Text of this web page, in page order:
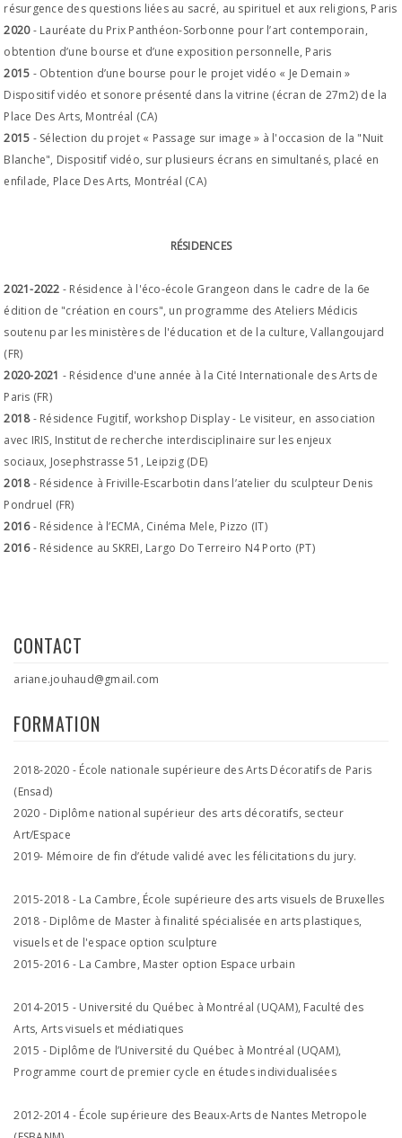
résurgence des questions liées au sacré, au spirituel et aux religions, Paris
2020- Lauréate du Prix Panthéon-Sorbonne pour l’art contemporain,
obtention d’une bourse et d’une exposition personnelle, Paris
2015 - Obtention d’une bourse pour le projet vidéo « Je Demain »
Dispositif vidéo et sonore présenté dans la vitrine (écran de 27m2) de la
Place Des Arts, Montréal (CA)
2015 - Sélection du projet « Passage sur image » à l'occasion de la "Nuit
Blanche", Dispositif vidéo, sur plusieurs écrans en simultanés, placé en
enfilade, Place Des Arts, Montréal (CA)
RÉSIDENCES
2021-2022 - Résidence à l'éco-école Grangeon dans le cadre de la 6e
édition de "création en cours", un programme des Ateliers Médicis
soutenu par les ministères de l'éducation et de la culture, Vallangoujard
(FR)
2020-2021 - Résidence d'une année à la Cité Internationale des Arts de
Paris (FR)
2018- Résidence Fugitif, workshop Display - Le visiteur, en association
avec IRIS, Institut de recherche interdisciplinaire sur les enjeux
sociaux, Josephstrasse 51, Leipzig (DE)
2018- Résidence à Friville-Escarbotin dans l’atelier du sculpteur Denis
Pondruel (FR)
2016- Résidence à l’ECMA, Cinéma Mele, Pizzo (IT)
2016- Résidence au SKREI, Largo Do Terreiro N4 Porto (PT)
CONTACT
ariane.jouhaud@gmail.com
FORMATION
2018-2020 - École nationale supérieure des Arts Décoratifs de Paris
(Ensad)
2020 - Diplôme national supérieur des arts décoratifs, secteur
Art/Espace
2019- Mémoire de fin d’étude validé avec les félicitations du jury.
2015-2018 - La Cambre, École supérieure des arts visuels de Bruxelles
2018 - Diplôme de Master à finalité spécialisée en arts plastiques,
visuels et de l'espace option sculpture
2015-2016 - La Cambre, Master option Espace urbain
2014-2015 - Université du Québec à Montréal (UQAM), Faculté des
Arts, Arts visuels et médiatiques
2015 - Diplôme de l’Université du Québec à Montréal (UQAM),
Programme court de premier cycle en études individualisées
2012-2014 - École supérieure des Beaux-Arts de Nantes Metropole